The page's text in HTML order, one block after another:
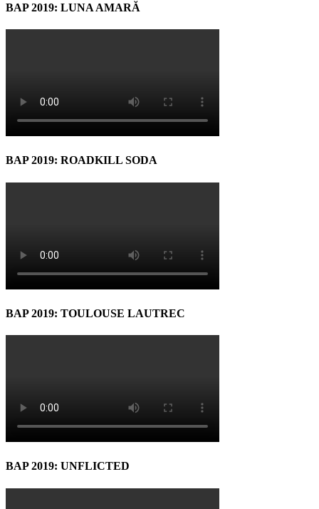
BAP 2019: LUNA AMARĂ
BAP 2019: ROADKILL SODA
BAP 2019: TOULOUSE LAUTREC
BAP 2019: UNFLICTED